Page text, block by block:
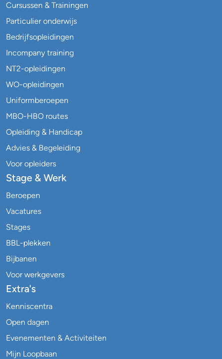
Cursussen & Trainingen
Particulier onderwijs
Bedrijfsopleidingen
Incompany training
NT2-opleidingen
WO-opleidingen
Uniformberoepen
MBO-HBO routes
Opleiding & Handicap
Advies & Begeleiding
Voor opleiders
Stage & Werk
Beroepen
Vacatures
Stages
BBL-plekken
Bijbanen
Voor werkgevers
Extra's
Kenniscentra
Open dagen
Evenementen & Activiteiten
Mijn Loopbaan